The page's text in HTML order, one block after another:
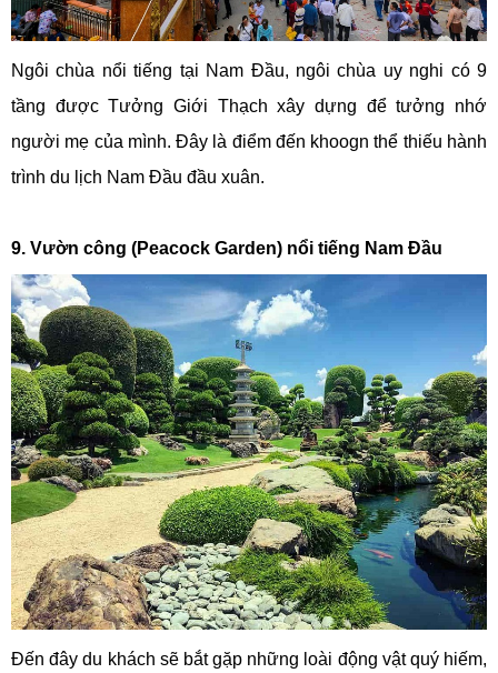
Ngôi chùa nổi tiếng tại Nam Đầu, ngôi chùa uy nghi có 9
tầng được Tưởng Giới Thạch xây dựng để tưởng nhớ
người mẹ của mình. Đây là điểm đến khoogn thể thiếu hành
trình du lịch Nam Đầu đầu xuân.
9. Vườn công (Peacock Garden) nổi tiếng Nam Đầu
Đến đây du khách sẽ bắt gặp những loài động vật quý hiếm,